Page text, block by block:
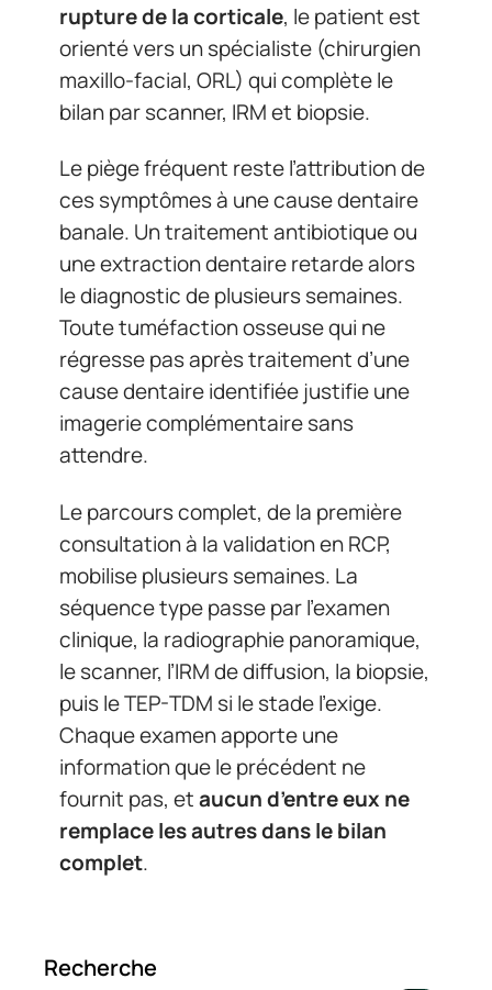
rupture de la corticale, le patient est
orienté vers un spécialiste (chirurgien
maxillo-facial, ORL) qui complète le
bilan par scanner, IRM et biopsie.
Le piège fréquent reste l’attribution de
ces symptômes à une cause dentaire
banale. Un traitement antibiotique ou
une extraction dentaire retarde alors
le diagnostic de plusieurs semaines.
Toute tuméfaction osseuse qui ne
régresse pas après traitement d’une
cause dentaire identifiée justifie une
imagerie complémentaire sans
attendre.
Le parcours complet, de la première
consultation à la validation en RCP,
mobilise plusieurs semaines. La
séquence type passe par l’examen
clinique, la radiographie panoramique,
le scanner, l’IRM de diffusion, la biopsie,
puis le TEP-TDM si le stade l’exige.
Chaque examen apporte une
information que le précédent ne
fournit pas, etaucun d’entre eux ne
remplace les autres dans le bilan
complet.
Recherche